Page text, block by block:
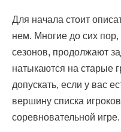
Для начала стоит
нем. Многие до сих
сезонов, продолжают
натыкаются на старые
допускать, если у вас
вершину списка
соревновательной игре.